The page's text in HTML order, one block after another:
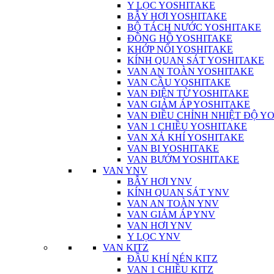
Y LỌC YOSHITAKE
BẪY HƠI YOSHITAKE
BỘ TÁCH NƯỚC YOSHITAKE
ĐỒNG HỒ YOSHITAKE
KHỚP NỐI YOSHITAKE
KÍNH QUAN SÁT YOSHITAKE
VAN AN TOÀN YOSHITAKE
VAN CẦU YOSHITAKE
VAN ĐIỆN TỪ YOSHITAKE
VAN GIẢM ÁP YOSHITAKE
VAN ĐIỀU CHỈNH NHIỆT ĐỘ
VAN 1 CHIỀU YOSHITAKE
VAN XẢ KHÍ YOSHITAKE
VAN BI YOSHITAKE
VAN BƯỚM YOSHITAKE
VAN YNV
BẪY HƠI YNV
KÍNH QUAN SÁT YNV
VAN AN TOÀN YNV
VAN GIẢM ÁP YNV
VAN HƠI YNV
Y LỌC YNV
VAN KITZ
ĐẦU KHÍ NÉN KITZ
VAN 1 CHIỀU KITZ